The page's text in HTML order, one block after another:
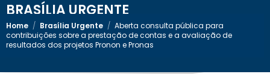
BRASÍLIA URGENTE
Home / Brasília Urgente / Aberta consulta pública para
contribuições sobre a prestação de contas e a avaliação de
resultados dos projetos Pronon e Pronas